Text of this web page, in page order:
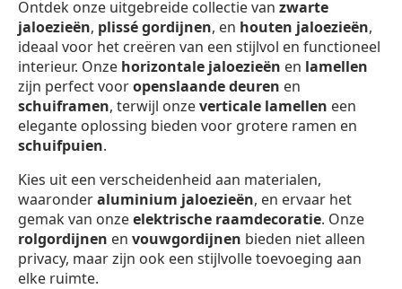
Ontdek onze uitgebreide collectie van zwarte
jaloezieën, plissé gordijnen, en houten jaloezieën,
ideaal voor het creëren van een stijlvol en functioneel
interieur. Onze horizontale jaloezieën en lamellen
zijn perfect vooropenslaande deuren en
schuiframen, terwijl onzeverticale lamellen een
elegante oplossing bieden voor grotere ramen en
schuifpuien.
Kies uit een verscheidenheid aan materialen,
waaronderaluminium jaloezieën, en ervaar het
gemak van onzeelektrische raamdecoratie. Onze
rolgordijnen en vouwgordijnen bieden niet alleen
privacy, maar zijn ook een stijlvolle toevoeging aan
elke ruimte.